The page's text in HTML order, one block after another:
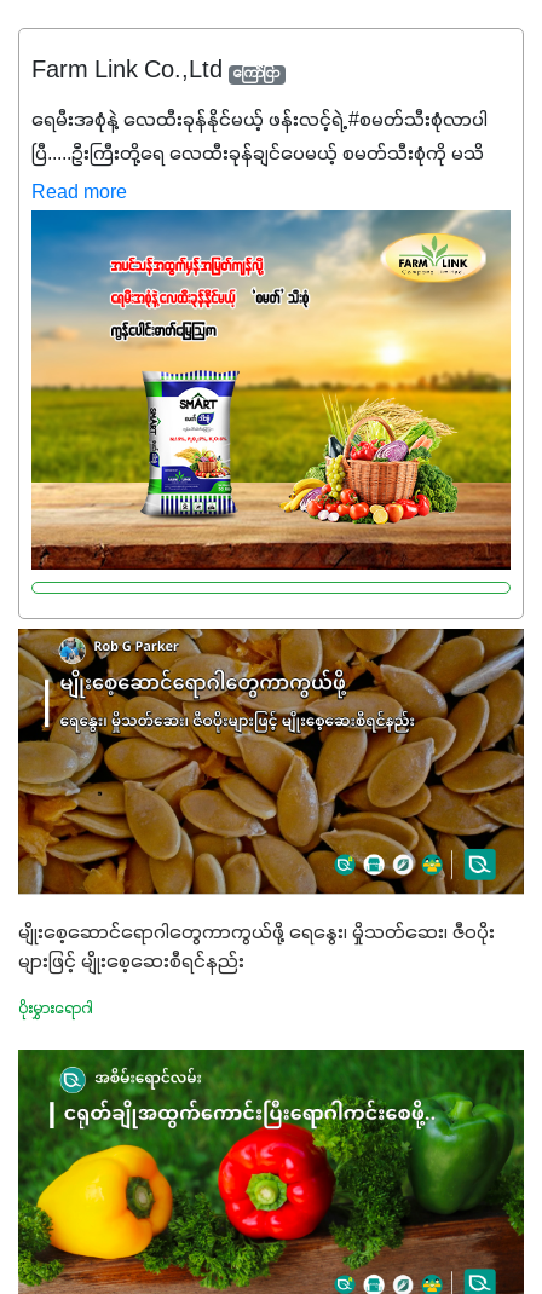
Farm Link Co.,Ltd ကြော်ငြာ
ရေမီးအစုံနဲ့ လေထီးခုန်နိုင်မယ့် ဖန်းလင့်ရဲ့ #စမတ်သီးစုံလာပါ
ပြီ.....ဦးကြီးတို့ရေ ‌လေထီးခုန်ချင်ပေမယ့် စမတ်သီးစုံကို မသိ
သေးရင်တော့ ဒီစာလေးကို ဆက်ဖတ်‌ပေးပါ #စမတ်သီးစုံဆိုတာ
အပင်တိုင်းအတွက် အဓိကအာဟာရNPK (19:7:8)နဲ့ #ဟူးမစ်
အက်စစ်တို့ အချိုးကျ ပေါင်းစပ်ထားတဲ့ ကွန်ပေါင်း
ဓာတ်မြေဩဇာဖြစ်ပါတယ်။ အဓိကအကျိုးကျေးဇူးတွေအနေနဲ့
ကတော့ နိုက်ထရိုဂျင် 19%ပါဝင်တဲ့အတွက် ကလိုရိုဖီးလ်ဖွဲ့စည်း
မှုကို အားပေးကာ သီးနှံပင်များ၏အရွက်များစိမ်းလန်းသန်စွမ်း
ပြီး အစာချက်လုပ်မှုအားကောင်းစေပါတယ်။ အပင်၏ပင်ပိုင်း
ကြီးထွားမှုကို တိုးမြင့်စေကာ အပင်သန်၍ အကြီးမြန်စေပါတယ်။
သင့်တော်တဲ့ Phosphorus 7%ပါဝင်မှုကြောင့် အပင်ရဲ့ အမြစ်
ဖွဲ့စည်းတည်ဆောက်မှုကို ပို၍သန်မာလာအောင် အားပေးပါ
တယ်။ ဒါ့အပြင် ပန်းပွင့်ခြင်း၊အသီးသီးခြင်း၊အစေ့တည်ခြင်း
လုပ်ငန်းစဉ်များကိုလည်း အားပေးပါတယ်။ လုံလောက်တဲ့
Potassium 8%က အပင်ရဲ့ ရောဂါဒဏ်၊ရာသီဥတုဒဏ်ခံနိုင်ရည်
ရှိမှုကို မြင့်တက်စေပြီး အသီးအရည်အသွေး၊ အရွယ်အစားနဲ့
အရသာ ပိုမိုကောင်းမွန်စေဖို့အတွက် လိုအပ်တဲ့အာဟာရဓာတ်
ဖြစ်ပါတယ်။ ဟူးမစ်အက်စစ်ပါဝင်ပေါင်းစပ်ထားတဲ့အတွက်
အာဟာရဓာတ်စုပ်ယူမှုကောင်းမွန်လာခြင်း၊မြေဆီလွှာဖွဲ့စည်းပုံ
နှင့်ရေထိန်းနိုင်စွမ်းအားကောင်းလာခြင်းအပါအဝင်
အကျိုးကျေးဇူးများစွာကိုရရှိစေမှာဖြစ်ပါတယ်။ စပါးအပါအဝင်
နှံစားသီးနှံများ၊ပဲအမျိုးမျိုး၊ဟင်းသီးဟင်းရွက်နဲ့ ဥယျာဉ်ခြံသီးနှံ
အားလုံးမှာ အသုံးပြုနိုင်တယ်ဆိုတော့ တစ်မျိုးတည်းနဲ့ အားလုံး
ပါဖက်(perfect)မယ့် စမတ်သီးစုံနော် အရွေးမမှားတာသေချာပြီ
မလို့ အတွေးမများဘဲ သီးနှံတိုင်းကြီးထွားအောင် ဖန်းလင့်ရဲ့ #စ
မတ်သီးစုံကို သုံးကြပါစို့....
Read more
မျိုးစေ့ဆောင်ရောဂါတွေကာကွယ်ဖို့ ရေနွေး၊ မှိုသတ်ဆေး၊ ဇီဝပိုး
များဖြင့် မျိုးစေ့ဆေးစီရင်နည်း
ပိုးမွှားရောဂါ